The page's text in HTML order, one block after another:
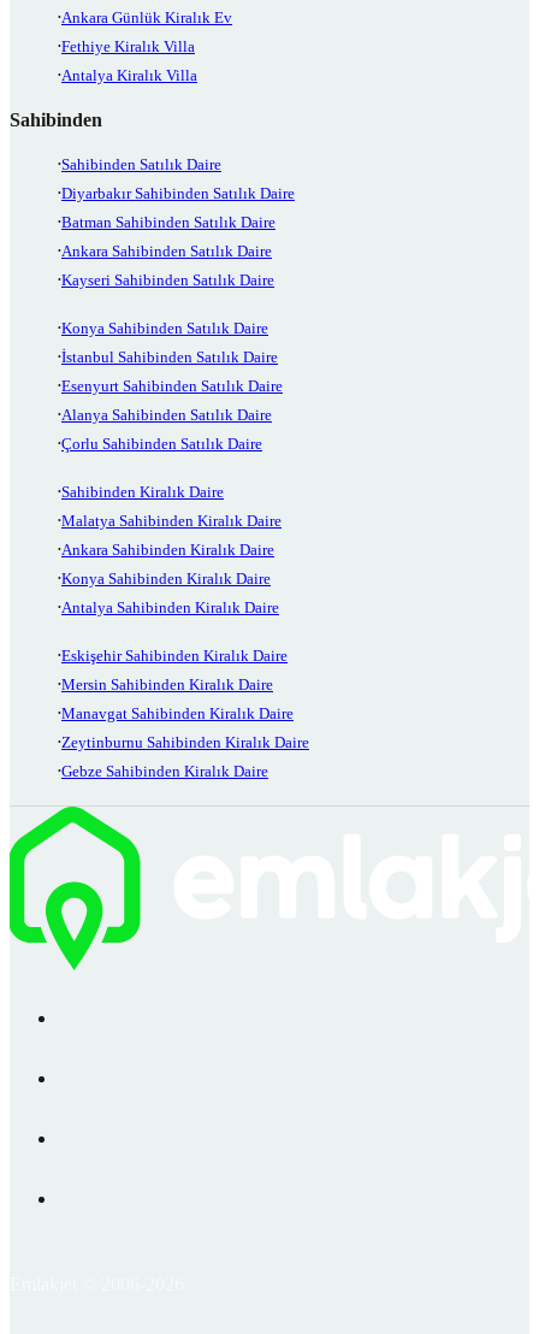
Ankara Günlük Kiralık Ev
Fethiye Kiralık Villa
Antalya Kiralık Villa
Sahibinden
Sahibinden Satılık Daire
Diyarbakır Sahibinden Satılık Daire
Batman Sahibinden Satılık Daire
Ankara Sahibinden Satılık Daire
Kayseri Sahibinden Satılık Daire
Konya Sahibinden Satılık Daire
İstanbul Sahibinden Satılık Daire
Esenyurt Sahibinden Satılık Daire
Alanya Sahibinden Satılık Daire
Çorlu Sahibinden Satılık Daire
Sahibinden Kiralık Daire
Malatya Sahibinden Kiralık Daire
Ankara Sahibinden Kiralık Daire
Konya Sahibinden Kiralık Daire
Antalya Sahibinden Kiralık Daire
Eskişehir Sahibinden Kiralık Daire
Mersin Sahibinden Kiralık Daire
Manavgat Sahibinden Kiralık Daire
Zeytinburnu Sahibinden Kiralık Daire
Gebze Sahibinden Kiralık Daire